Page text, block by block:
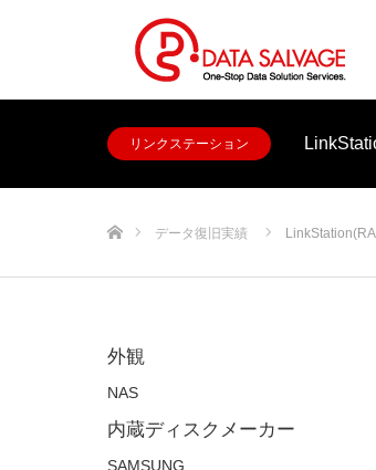
リンクステーション
データ復旧実績
外観
NAS
内蔵ディスクメーカー
SAMSUNG